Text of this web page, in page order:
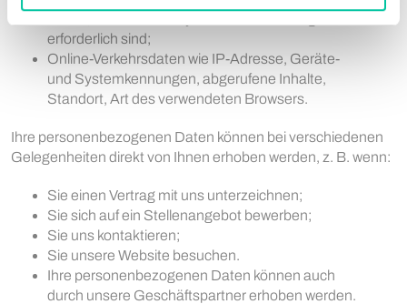
erforderlich sind;
Online-Verkehrsdaten wie IP-Adresse, Geräte-
und Systemkennungen, abgerufene Inhalte,
Standort, Art des verwendeten Browsers.
Ihre personenbezogenen Daten können bei verschiedenen
Gelegenheiten direkt von Ihnen erhoben werden, z. B. wenn:
Sie einen Vertrag mit uns unterzeichnen;
Sie sich auf ein Stellenangebot bewerben;
Sie uns kontaktieren;
Sie unsere Website besuchen.
Ihre personenbezogenen Daten können auch
durch unsere Geschäftspartner erhoben werden.